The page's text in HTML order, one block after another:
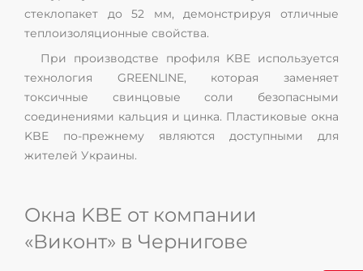
стеклопакет до 52 мм, демонстрируя отличные
теплоизоляционные свойства.
При производстве профиля KBE используется
технология GREENLINE, которая заменяет
токсичные свинцовые соли безопасными
соединениями кальция и цинка. Пластиковые окна
KBE по-прежнему являются доступными для
жителей Украины.
Окна KBE от компании
«Виконт» в Чернигове